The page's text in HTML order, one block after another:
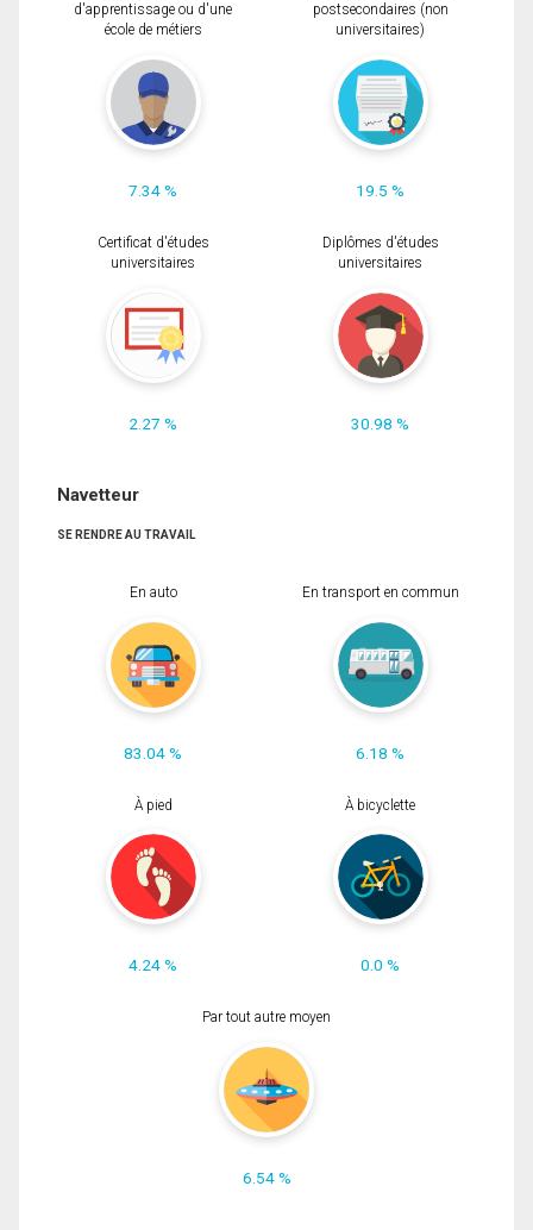
d'apprentissage ou d'une
école de métiers
7.34 %
postsecondaires (non
universitaires)
19.5 %
Certificat d'études
universitaires
2.27 %
Diplômes d'études
universitaires
30.98 %
Navetteur
SE RENDRE AU TRAVAIL
En auto
83.04 %
En transport en commun
6.18 %
À pied
4.24 %
À bicyclette
0.0 %
Par tout autre moyen
6.54 %